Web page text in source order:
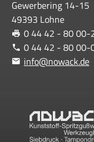
Gewerbering 14-15
49393 Lohne
0 44 42 - 80 00-
0 44 42 - 80 00-
info@nowack.de